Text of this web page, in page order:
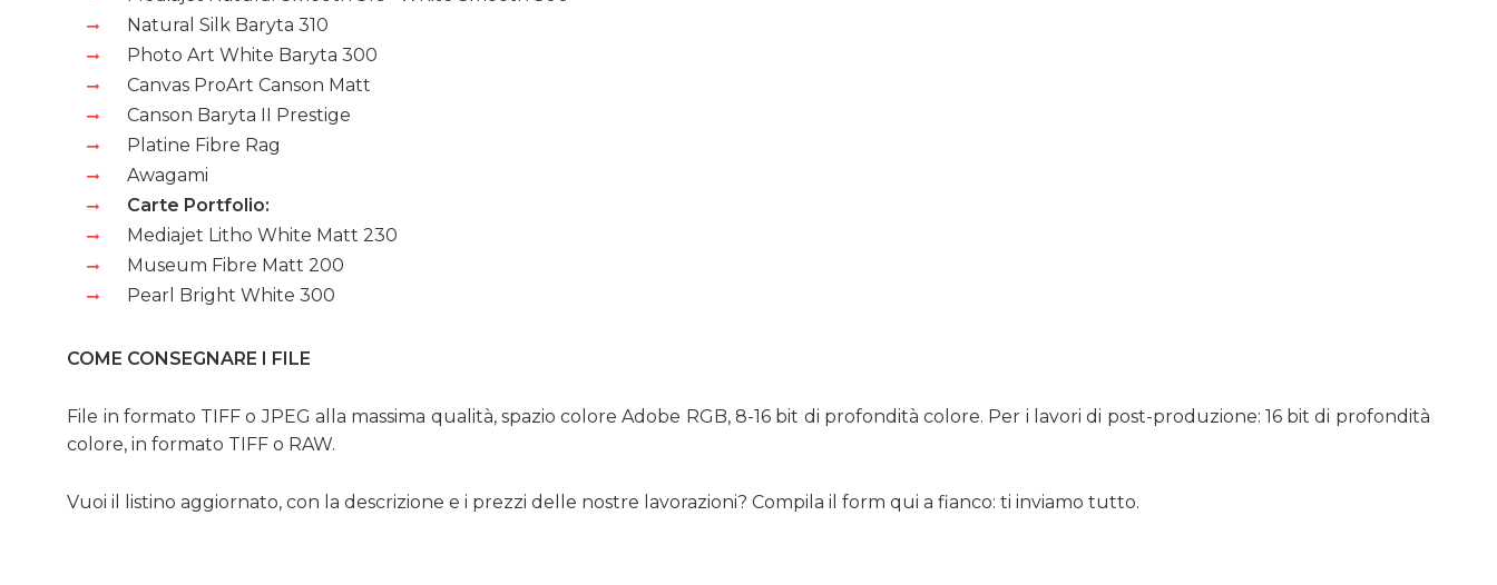
Natural Silk Baryta 310
Photo Art White Baryta 300
Canvas ProArt Canson Matt
Canson Baryta II Prestige
Platine Fibre Rag
Awagami
Carte Portfolio:
Mediajet Litho White Matt 230
Museum Fibre Matt 200
Pearl Bright White 300
COME CONSEGNARE I FILE
File in formato TIFF o JPEG alla massima qualità, spazio colore Adobe RGB, 8-16 bit di profondità colore. Per i lavori di post-produzione: 16 bit di profondità
colore, in formato TIFF o RAW.
Vuoi il listino aggiornato, con la descrizione e i prezzi delle nostre lavorazioni? Compila il form qui a fianco: ti inviamo tutto.